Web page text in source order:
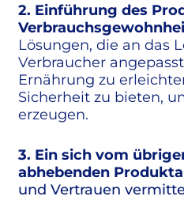
2. Einführung des
Lösungen, die an das
Verbraucher
Ernährung zu
Sicherheit zu bieten,
erzeugen.
3. Ein sich vom
abhebenden
und Vertrauen